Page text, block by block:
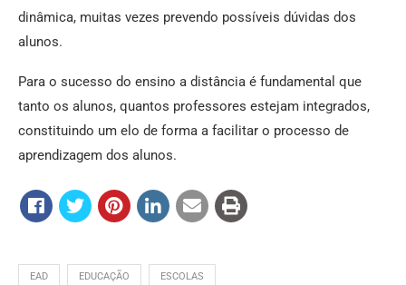
dinâmica, muitas vezes prevendo possíveis dúvidas dos
alunos.
Para o sucesso do ensino a distância é fundamental que
tanto os alunos, quantos professores estejam integrados,
constituindo um elo de forma a facilitar o processo de
aprendizagem dos alunos.
EAD EDUCAÇÃO ESCOLAS